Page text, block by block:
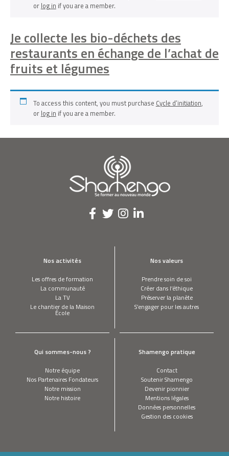
or log in if you are a member.
Je collecte les bio-déchets des
restaurants en échange de l’achat de
fruits et légumes
To access this content, you must purchase Cycle d’initiation,
or log in if you are a member.
Nos activités
Les offres de formation
La communauté
La TV
Le chantier de la Maison
École
Nos valeurs
Prendre soin de soi
Créer dans l’éthique
Préserver la planète
S’engager pour les autres
Qui sommes-nous ?
Notre équipe
Nos Partenaires Fondateurs
Notre mission
Notre histoire
Shamengo pratique
Contact
Soutenir Shamengo
Devenir pionnier
Mentions légales
Données personnelles
Gestion des cookies